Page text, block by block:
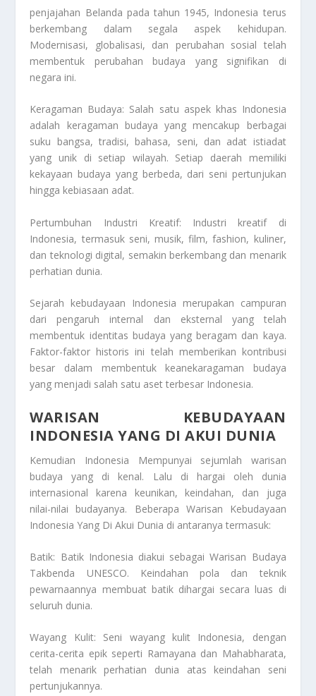
penjajahan Belanda pada tahun 1945, Indonesia terus
berkembang dalam segala aspek kehidupan.
Modernisasi, globalisasi, dan perubahan sosial telah
membentuk perubahan budaya yang signifikan di
negara ini.
Keragaman Budaya: Salah satu aspek khas Indonesia
adalah keragaman budaya yang mencakup berbagai
suku bangsa, tradisi, bahasa, seni, dan adat istiadat
yang unik di setiap wilayah. Setiap daerah memiliki
kekayaan budaya yang berbeda, dari seni pertunjukan
hingga kebiasaan adat.
Pertumbuhan Industri Kreatif: Industri kreatif di
Indonesia, termasuk seni, musik, film, fashion, kuliner,
dan teknologi digital, semakin berkembang dan menarik
perhatian dunia.
Sejarah kebudayaan Indonesia merupakan campuran
dari pengaruh internal dan eksternal yang telah
membentuk identitas budaya yang beragam dan kaya.
Faktor-faktor historis ini telah memberikan kontribusi
besar dalam membentuk keanekaragaman budaya
yang menjadi salah satu aset terbesar Indonesia.
WARISAN KEBUDAYAAN
INDONESIA YANG DI AKUI DUNIA
Kemudian Indonesia Mempunyai sejumlah warisan
budaya yang di kenal. Lalu di hargai oleh dunia
internasional karena keunikan, keindahan, dan juga
nilai-nilai budayanya. Beberapa Warisan Kebudayaan
Indonesia Yang Di Akui Dunia di antaranya termasuk:
Batik: Batik Indonesia diakui sebagai Warisan Budaya
Takbenda UNESCO. Keindahan pola dan teknik
pewarnaannya membuat batik dihargai secara luas di
seluruh dunia.
Wayang Kulit: Seni wayang kulit Indonesia, dengan
cerita-cerita epik seperti Ramayana dan Mahabharata,
telah menarik perhatian dunia atas keindahan seni
pertunjukannya.